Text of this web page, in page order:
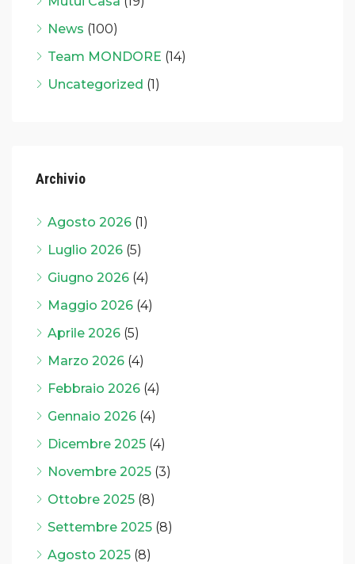
News (100)
Team MONDORE (14)
Uncategorized (1)
Archivio
Agosto 2026 (1)
Luglio 2026 (5)
Giugno 2026 (4)
Maggio 2026 (4)
Aprile 2026 (5)
Marzo 2026 (4)
Febbraio 2026 (4)
Gennaio 2026 (4)
Dicembre 2025 (4)
Novembre 2025 (3)
Ottobre 2025 (8)
Settembre 2025 (8)
Agosto 2025 (8)